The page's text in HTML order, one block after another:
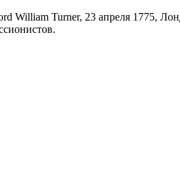
William Turner, 23 апреля 1775,